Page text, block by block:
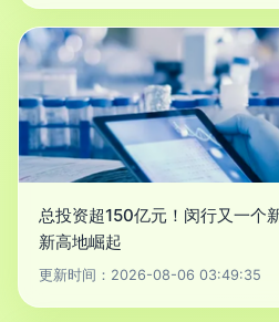
总投资超150亿元！闵行又一个
新高地崛起
更新时间：2026-08-06 03:49:35